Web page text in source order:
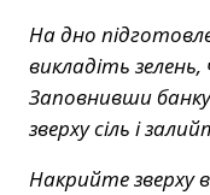
На дно
викладіть
Заповнивши
зверху сіль і
Накрийте зверху